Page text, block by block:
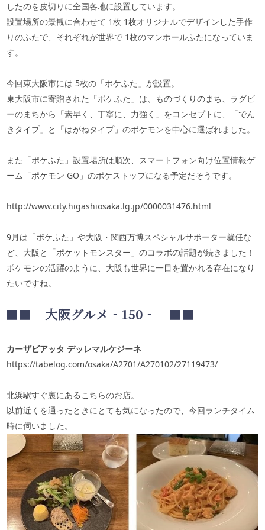
したのを皮切りに全国各地に設置しています。
設置場所の景観に合わせて 1枚 1枚オリジナルでデザインした手作
りのふたで、それぞれが世界で 1枚のマンホールふたになっていま
す。
今回東大阪市には 5枚の「ポケふた」が設置。
東大阪市に寄贈された「ポケふた」は、ものづくりのまち、ラグビ
ーのまちから「素早く、丁寧に、力強く」をコンセプトに、「でん
きタイプ」と「はがねタイプ」のポケモンを中心に選ばれました。
また「ポケふた」設置場所は順次、スマートフォン向け位置情報ゲ
ーム「ポケモン GO 」のポケストップになる予定だそうです。
http://www.city.higashiosaka.lg.jp/0000031476.html
9月は「ポケふた」や大阪・関西万博スペシャルサポーター就任な
ど、大阪と「ポケットモンスター」のコラボの話題が続きました！
ポケモンの活躍のように、大阪も世界に一目を置かれる存在になり
たいですね。
■■ 大阪グルメ‐ 150 ‐ ■■
カーザビアッタ デッレマルケジーネ
https://tabelog.com/osaka/A2701/A270102/27119473/
北浜駅すぐ裏にあるこちらのお店。
以前近くを通ったときにとても気になったので、今回ランチタイム
時に伺いました。